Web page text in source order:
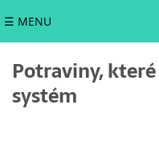
☰ MENU
Potraviny,
systém